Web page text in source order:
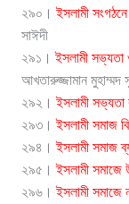
২৯০।ইসলামী
সাঈদী
২৯১।ইসলামী
আখতারুজ্জামান মুহাম্মদ
২৯২।ইসলামী সভ্যতা
২৯৩।ইসলামী সমাজ
২৯৪।ইসলামী সমাজ
২৯৫।ইসলামী
২৯৬।ইসলামী সমাজে